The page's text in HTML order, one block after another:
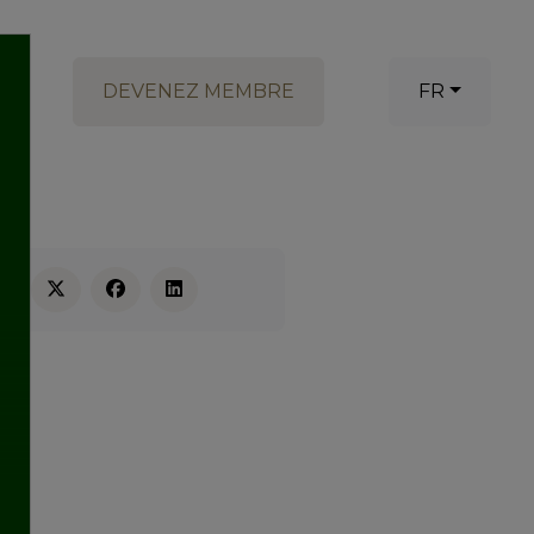
DEVENEZ MEMBRE FR